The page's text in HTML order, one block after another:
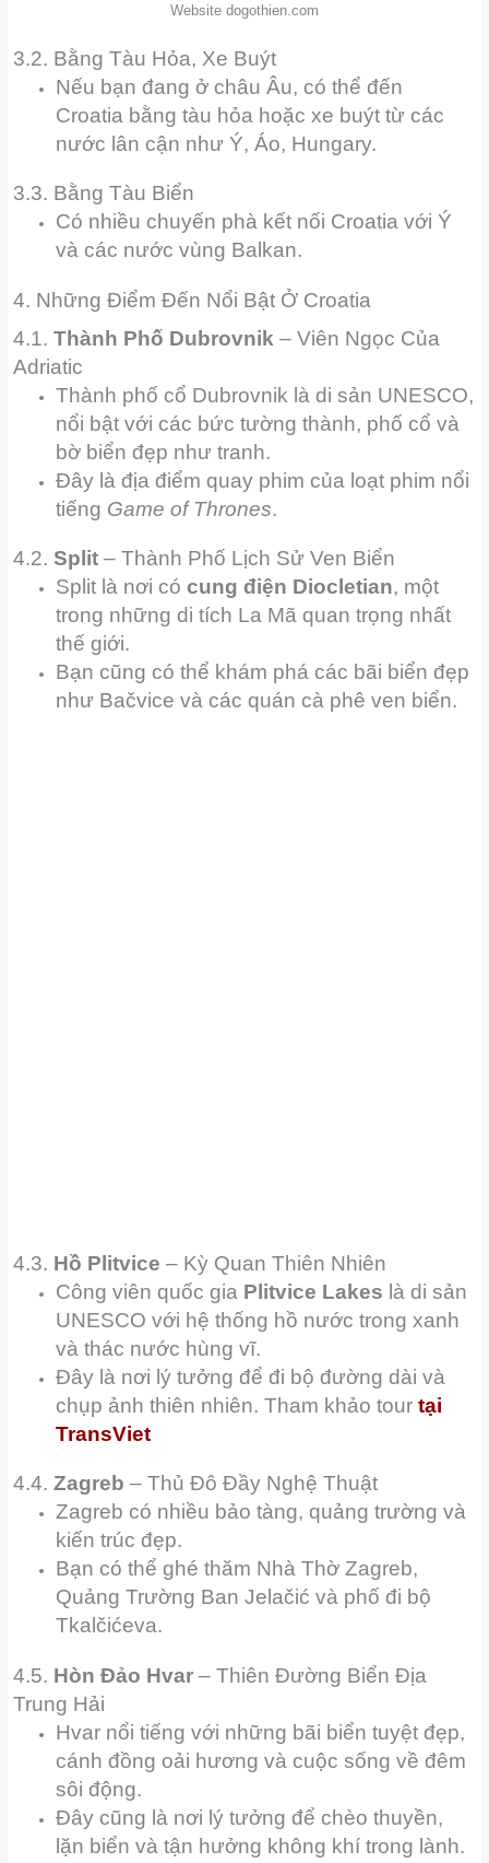
Website dogothien.com
3.2. Bằng Tàu Hỏa, Xe Buýt
Nếu bạn đang ở châu Âu, có thể đến
Croatia bằng tàu hỏa hoặc xe buýt từ các
nước lân cận như Ý, Áo, Hungary.
3.3. Bằng Tàu Biển
Có nhiều chuyến phà kết nối Croatia với Ý
và các nước vùng Balkan.
4. Những Điểm Đến Nổi Bật Ở Croatia
4.1.Thành Phố Dubrovnik – Viên Ngọc Của
Adriatic
Thành phố cổ Dubrovnik là di sản UNESCO,
nổi bật với các bức tường thành, phố cổ và
bờ biển đẹp như tranh.
Đây là địa điểm quay phim của loạt phim nổi
tiếng Game of Thrones.
4.2.Split – Thành Phố Lịch Sử Ven Biển
Split là nơi cócung điện Diocletian, một
trong những di tích La Mã quan trọng nhất
thế giới.
Bạn cũng có thể khám phá các bãi biển đẹp
như Bačvice và các quán cà phê ven biển.
4.3. Hồ Plitvice – Kỳ Quan Thiên Nhiên
Công viên quốc gia Plitvice Lakes là di sản
UNESCO với hệ thống hồ nước trong xanh
và thác nước hùng vĩ.
Đây là nơi lý tưởng để đi bộ đường dài và
chụp ảnh thiên nhiên. Tham khảo tour tại
TransViet
4.4.Zagreb – Thủ Đô Đầy Nghệ Thuật
Zagreb có nhiều bảo tàng, quảng trường và
kiến trúc đẹp.
Bạn có thể ghé thăm Nhà Thờ Zagreb,
Quảng Trường Ban Jelačić và phố đi bộ
Tkalčićeva.
4.5. Hòn Đảo Hvar – Thiên Đường Biển Địa
Trung Hải
Hvar nổi tiếng với những bãi biển tuyệt đẹp,
cánh đồng oải hương và cuộc sống về đêm
sôi động.
Đây cũng là nơi lý tưởng để chèo thuyền,
lặn biển và tận hưởng không khí trong lành.